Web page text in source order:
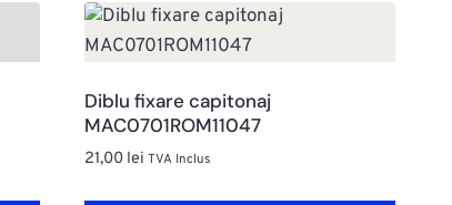
Diblu fixare capitonaj
MAC0701ROM11047
21,00 lei TVA Inclus